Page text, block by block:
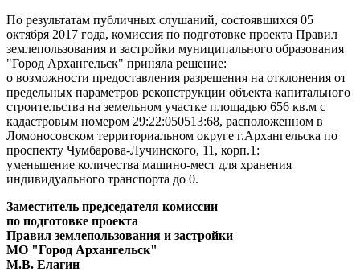
По результатам публичных слушаний, состоявшихся 05
октября 2017 года, комиссия по подготовке проекта Правил
землепользования и застройки муниципального образования
"Город Архангельск" приняла решение:
о возможности предоставления разрешения на отклонения от
предельных параметров реконструкции объекта капитального
строительства на земельном участке площадью 656 кв.м с
кадастровым номером 29:22:050513:68, расположенном в
Ломоносовском территориальном округе г.Архангельска по
проспекту Чумбарова-Лучинского, 11, корп.1:
уменьшение количества машино-мест для хранения
индивидуального транспорта до 0.
Заместитель председателя комиссии
по подготовке проекта
Правил землепользования и застройки
МО "Город Архангельск"
М.В. Елагин